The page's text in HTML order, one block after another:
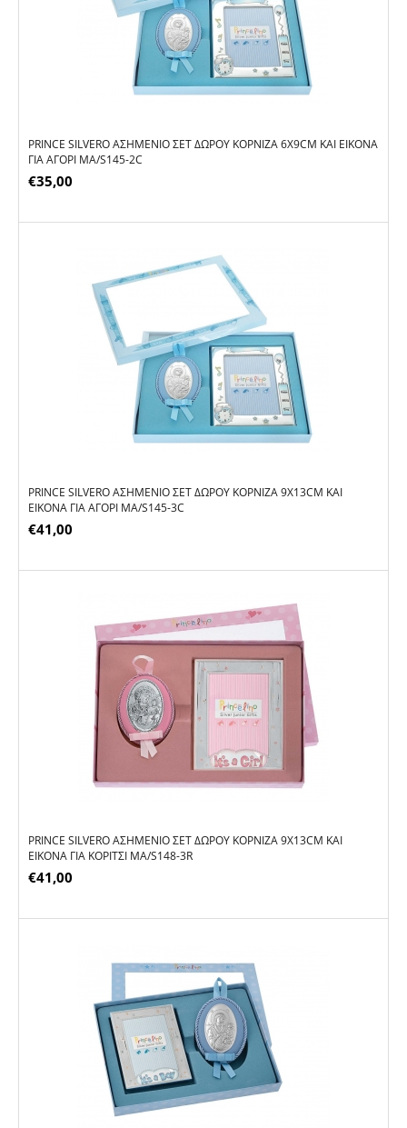
PRINCE SILVERO ΑΣΗΜΈΝΙΟ ΣΕΤ ΔΏΡΟΥ ΚΟΡΝΊΖΑ 6X9CM ΚΑΙ ΕΙΚΌΝΑ
ΓΙΑ ΑΓΌΡΙ MA/S145-2C
€35,00
PRINCE SILVERO ΑΣΗΜΈΝΙΟ ΣΕΤ ΔΏΡΟΥ ΚΟΡΝΊΖΑ 9X13CM ΚΑΙ
ΕΙΚΌΝΑ ΓΙΑ ΑΓΌΡΙ MA/S145-3C
€41,00
PRINCE SILVERO ΑΣΗΜΈΝΙΟ ΣΕΤ ΔΏΡΟΥ ΚΟΡΝΊΖΑ 9X13CM ΚΑΙ
ΕΙΚΌΝΑ ΓΙΑ ΚΟΡΊΤΣΙ MA/S148-3R
€41,00